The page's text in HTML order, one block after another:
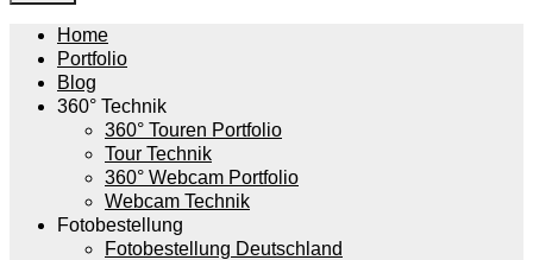
Home
Portfolio
Blog
360° Technik
360° Touren Portfolio
Tour Technik
360° Webcam Portfolio
Webcam Technik
Fotobestellung
Fotobestellung Deutschland